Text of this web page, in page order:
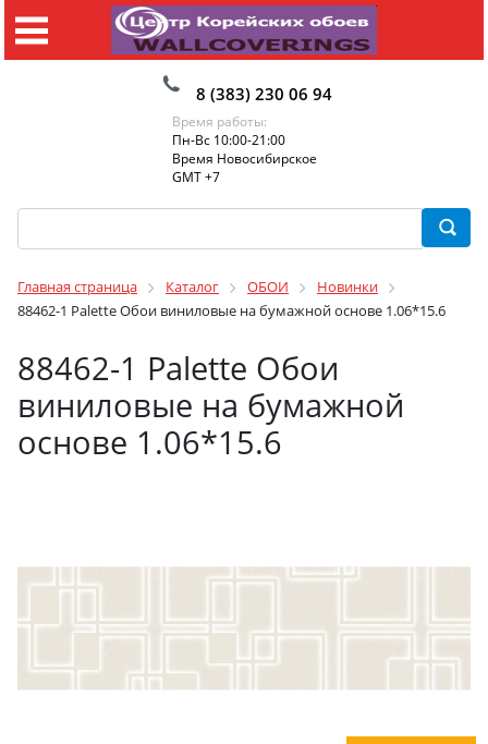
8 (383) 230 06 94
Время работы:
Пн-Вс 10:00-21:00
Время Новосибирское
GMT +7
Главная страница Каталог ОБОИ
Новинки
88462-1 Palette Обои виниловые на бумажной основе 1.06*15.6
88462-1 Palette Обои
виниловые на бумажной
основе 1.06*15.6